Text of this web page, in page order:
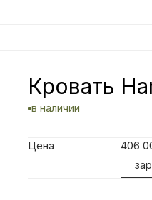
Кровать
в наличии
Цена 406